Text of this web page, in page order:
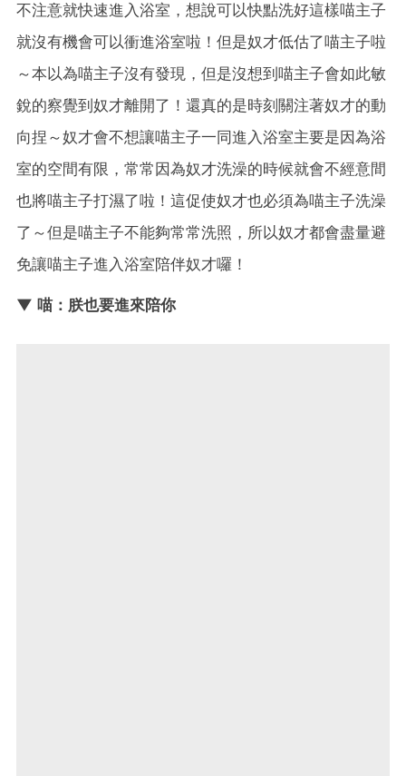
不注意就快速進入浴室，想說可以快點洗好這樣喵主子
就沒有機會可以衝進浴室啦！但是奴才低估了喵主子啦
～本以為喵主子沒有發現，但是沒想到喵主子會如此敏
銳的察覺到奴才離開了！還真的是時刻關注著奴才的動
向捏～奴才會不想讓喵主子一同進入浴室主要是因為浴
室的空間有限，常常因為奴才洗澡的時候就會不經意間
也將喵主子打濕了啦！這促使奴才也必須為喵主子洗澡
了～但是喵主子不能夠常常洗照，所以奴才都會盡量避
免讓喵主子進入浴室陪伴奴才囉！
▼ 喵：朕也要進來陪你